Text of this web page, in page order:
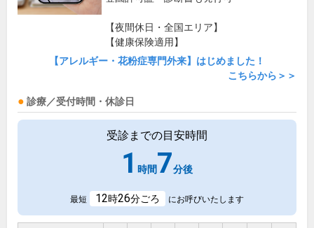
【夜間休日・全国エリア】
【健康保険適用】
【アレルギー・花粉症専門外来】はじめました！
こちらから＞＞
診療／受付時間・休診日
受診までの目安時間
1 時間7分後
最短 12時26分ごろ にお呼びいたします